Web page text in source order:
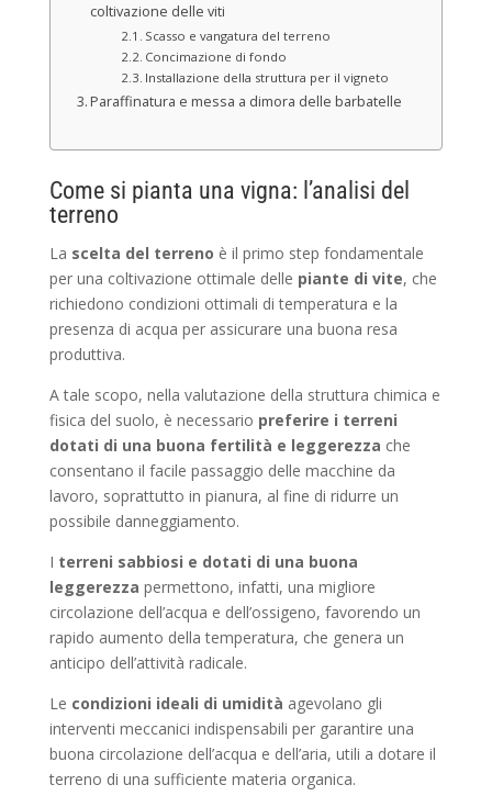
coltivazione delle viti
Scasso e vangatura del terreno
Concimazione di fondo
Installazione della struttura per il vigneto
Paraffinatura e messa a dimora delle barbatelle
Come si pianta una vigna: l’analisi del
terreno
La scelta del terreno è il primo step fondamentale
per una coltivazione ottimale delle piante di vite, che
richiedono condizioni ottimali di temperatura e la
presenza di acqua per assicurare una buona resa
produttiva.
A tale scopo, nella valutazione della struttura chimica e
fisica del suolo, è necessario preferire i terreni
dotati di una buona fertilità e leggerezza che
consentano il facile passaggio delle macchine da
lavoro, soprattutto in pianura, al fine di ridurre un
possibile danneggiamento.
I terreni sabbiosi e dotati di una buona
leggerezza permettono, infatti, una migliore
circolazione dell’acqua e dell’ossigeno, favorendo un
rapido aumento della temperatura, che genera un
anticipo dell’attività radicale.
Le condizioni ideali di umidità agevolano gli
interventi meccanici indispensabili per garantire una
buona circolazione dell’acqua e dell’aria, utili a dotare il
terreno di una sufficiente materia organica.